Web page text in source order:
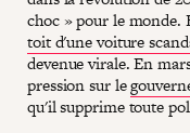
choc » pour le monde.
toit d'une voiture
devenue virale. En
pression sur le
qu'il supprime toute